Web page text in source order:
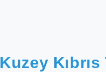
Kuzey